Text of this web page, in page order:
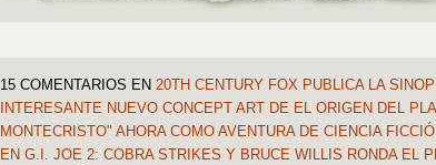
15 COMENTARIOS EN 20TH CENTURY FOX PUBLICA LA
INTERESANTE NUEVO CONCEPT ART DE EL ORIGEN DEL
MONTECRISTO" AHORA COMO AVENTURA DE CIENCIA
EN G.I. JOE 2: COBRA STRIKES Y BRUCE WILLIS RONDA EL